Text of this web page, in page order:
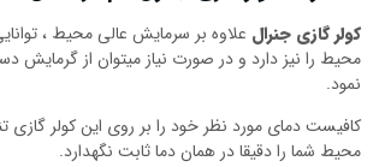
کولر گازی جنرال علاوه بر سرمایش عالی محیط ،
محیط را نیز دارد و در صورت نیاز میتوان از گرمایش
نمود.
کافیست دمای مورد نظر خود را بر روی این کولر گازی
محیط شما را دقیقا در همان دما ثابت نگهدارد.